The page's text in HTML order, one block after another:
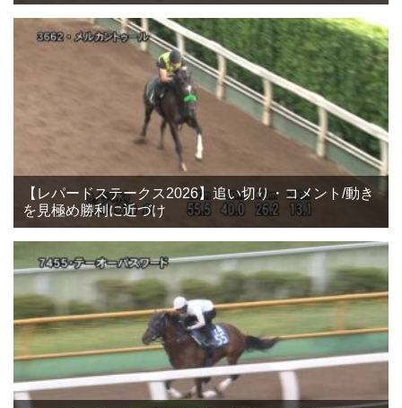
【レパードステークス2026】追い切り・コメント/動き
を見極め勝利に近づけ